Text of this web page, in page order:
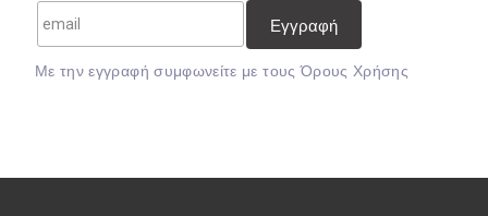
Mε την εγγραφή συμφωνείτε με τουςΌρους Χρήσης